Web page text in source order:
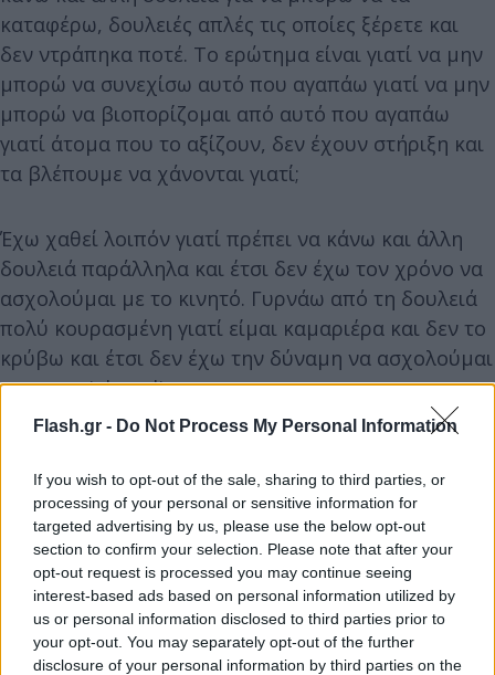
Flash.gr - Do Not Process My Personal Information
If you wish to opt-out of the sale, sharing to third parties, or
processing of your personal or sensitive information for
targeted advertising by us, please use the below opt-out
section to confirm your selection. Please note that after your
opt-out request is processed you may continue seeing
interest-based ads based on personal information utilized by
us or personal information disclosed to third parties prior to
your opt-out. You may separately opt-out of the further
disclosure of your personal information by third parties on the
καταφέρω, δουλειές απλές τις οποίες ξέρετε και
δεν ντράπηκα ποτέ. Το ερώτημα είναι γιατί να μην
μπορώ να συνεχίσω αυτό που αγαπάω γιατί να μην
μπορώ να βιοπορίζομαι από αυτό που αγαπάω
γιατί άτομα που το αξίζουν, δεν έχουν στήριξη και
τα βλέπουμε να χάνονται γιατί;
Έχω χαθεί λοιπόν γιατί πρέπει να κάνω και άλλη
δουλειά παράλληλα και έτσι δεν έχω τον χρόνο να
ασχολούμαι με το κινητό. Γυρνάω από τη δουλειά
πολύ κουρασμένη γιατί είμαι καμαριέρα και δεν το
κρύβω και έτσι δεν έχω την δύναμη να ασχολούμαι
με τα social media.